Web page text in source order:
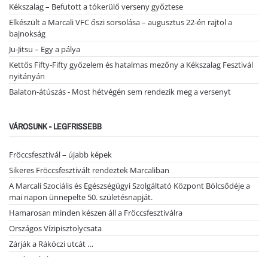
Kékszalag – Befutott a tókerülő verseny győztese
Elkészült a Marcali VFC őszi sorsolása – augusztus 22-én rajtol a
bajnokság
Ju-Jitsu – Egy a pálya
Kettős Fifty-Fifty győzelem és hatalmas mezőny a Kékszalag Fesztivál
nyitányán
Balaton-átúszás - Most hétvégén sem rendezik meg a versenyt
VÁROSUNK - LEGFRISSEBB
Fröccsfesztivál – újabb képek
Sikeres Fröccsfesztivált rendeztek Marcaliban
A Marcali Szociális és Egészségügyi Szolgáltató Központ Bölcsődéje a
mai napon ünnepelte 50. születésnapját.
Hamarosan minden készen áll a Fröccsfesztiválra
Országos Vízipisztolycsata
Zárják a Rákóczi utcát …